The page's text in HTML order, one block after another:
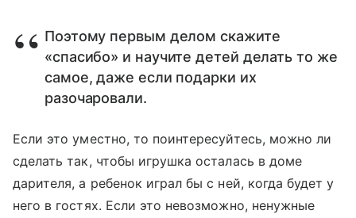
Поэтому первым делом скажите
«спасибо» и научите детей делать то же
самое, даже если подарки их
разочаровали.
Если это уместно, то поинтересуйтесь, можно ли
сделать так, чтобы игрушка осталась в доме
дарителя, а ребенок играл бы с ней, когда будет у
него в гостях. Если это невозможно, ненужные